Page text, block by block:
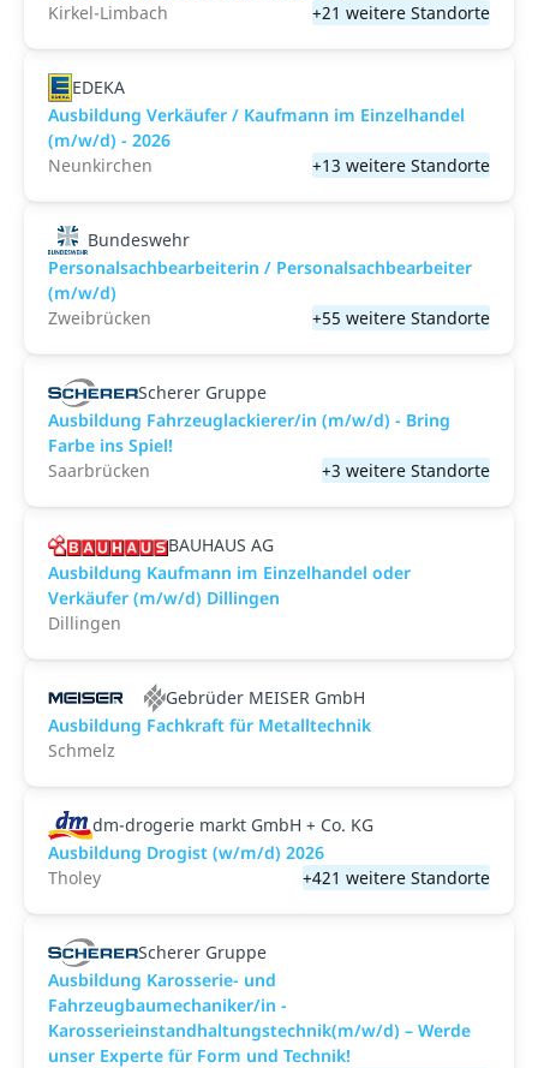
Kirkel-Limbach
+21 weitere Standorte
EDEKA
Ausbildung Verkäufer / Kaufmann im Einzelhandel
(m/w/d) - 2026
Neunkirchen
+13 weitere Standorte
Bundeswehr
Personalsachbearbeiterin / Personalsachbearbeiter
(m/w/d)
Zweibrücken
+55 weitere Standorte
Scherer Gruppe
Ausbildung Fahrzeuglackierer/in (m/w/d) - Bring
Farbe ins Spiel!
Saarbrücken
+3 weitere Standorte
BAUHAUS AG
Ausbildung Kaufmann im Einzelhandel oder
Verkäufer (m/w/d) Dillingen
Dillingen
Gebrüder MEISER GmbH
Ausbildung Fachkraft für Metalltechnik
Schmelz
dm-drogerie markt GmbH + Co. KG
Ausbildung Drogist (w/m/d) 2026
Tholey
+421 weitere Standorte
Scherer Gruppe
Ausbildung Karosserie- und
Fahrzeugbaumechaniker/in -
Karosserieinstandhaltungstechnik(m/w/d) – Werde
unser Experte für Form und Technik!